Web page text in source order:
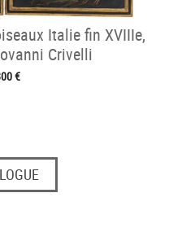
Italie fin XVIIIe,
Crivelli
€